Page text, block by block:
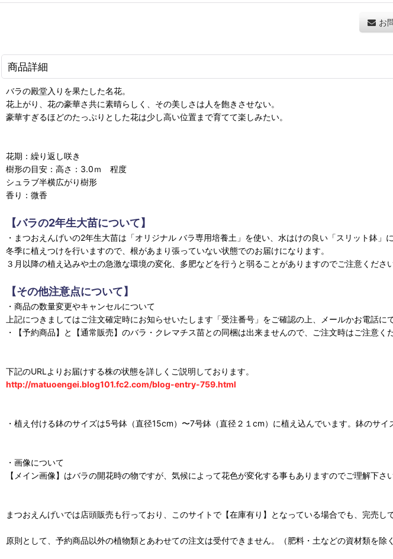
お
商品詳細
バラの殿堂入りを果たした名花。
花上がり、花の豪華さ共に素晴らしく、その美しさは人を飽きさせない。
豪華すぎるほどのたっぷりとした花は少し高い位置まで育てて楽しみたい。
花期：繰り返し咲き
樹形の目安：高さ：3.0ｍ 程度
シュラブ半横広がり樹形
香り：微香
【バラの2年生大苗について】
・まつおえんげいの2年生大苗は「オリジナル バラ専用培養土」を使い、水はけの良い「スリット鉢」
冬季に植えつけを行いますので、根があまり張っていない状態でのお届けになります。
３月以降の植え込みや土の急激な環境の変化、多肥などを行うと弱ることがありますのでご注意ください
【その他注意点について】
・商品の数量変更やキャンセルについて
上記につきましてはご注文確定時にお知らせいたします「受注番号」をご確認の上、メールかお電話に
・【予約商品】と【通常販売】のバラ・クレマチス苗との同梱は出来ませんので、ご注文時はご注意くだ
下記のURLよりお届けする株の状態を詳しくご説明しております。
http://matuoengei.blog101.fc2.com/blog-entry-759.html
・植え付ける鉢のサイズは5号鉢（直径15cm）〜7号鉢（直径２１cm）に植え込んでいます。鉢のサイ
・画像について
【メイン画像】はバラの開花時の物ですが、気候によって花色が変化する事もありますのでご理解下さい
まつおえんげいでは店頭販売も行っており、このサイトで【在庫有り】となっている場合でも、完売し
原則として、予約商品以外の植物類とあわせての注文は受付できません。（肥料・土などの資材類を除く